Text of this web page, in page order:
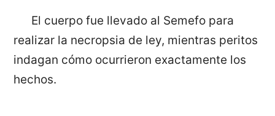
El cuerpo fue llevado al Semefo para
realizar la necropsia de ley, mientras peritos
indagan cómo ocurrieron exactamente los
hechos.